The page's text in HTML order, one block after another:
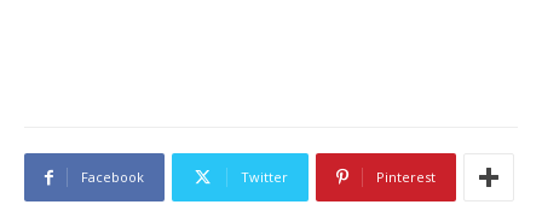
Facebook Twitter Pinterest